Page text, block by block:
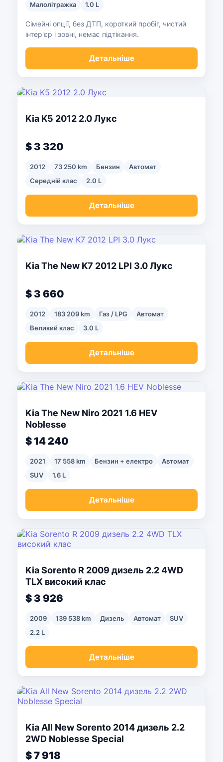
Малолітражка
1.0 L
Сімейні опції, без ДТП, короткий пробіг, чистий
інтер'єр і зовні, немає підтікання.
Детальніше
Kia K5 2012 2.0 Лукс
$ 3 320
2012 73 250 km Бензин
Автомат
Середній клас
2.0 L
Детальніше
Kia The New K7 2012 LPI 3.0 Лукс
$ 3 660
2012 183 209 km Газ / LPG
Автомат
Великий клас
3.0 L
Детальніше
Kia The New Niro 2021 1.6 HEV
Noblesse
$ 14 240
2021 17 558 km Бензин + електро
Автомат
SUV
1.6 L
Детальніше
Kia Sorento R 2009 дизель 2.2 4WD
TLX високий клас
$ 3 926
2009 139 538 km Дизель Автомат
SUV
2.2 L
Детальніше
Kia All New Sorento 2014 дизель 2.2
2WD Noblesse Special
$ 7 918